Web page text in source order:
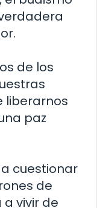
de los
liberarnos
paz
cuestionar
de
vivir de